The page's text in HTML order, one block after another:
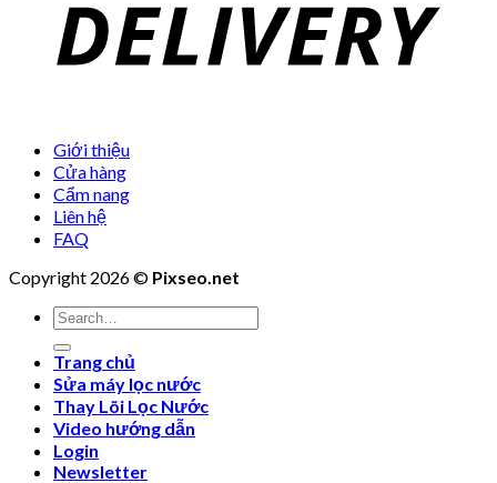
Giới thiệu
Cửa hàng
Cẩm nang
Liên hệ
FAQ
Copyright 2026 © Pixseo.net
Search
for:
Trang chủ
Sửa máy lọc nước
Thay Lõi Lọc Nước
Video hướng dẫn
Login
Newsletter